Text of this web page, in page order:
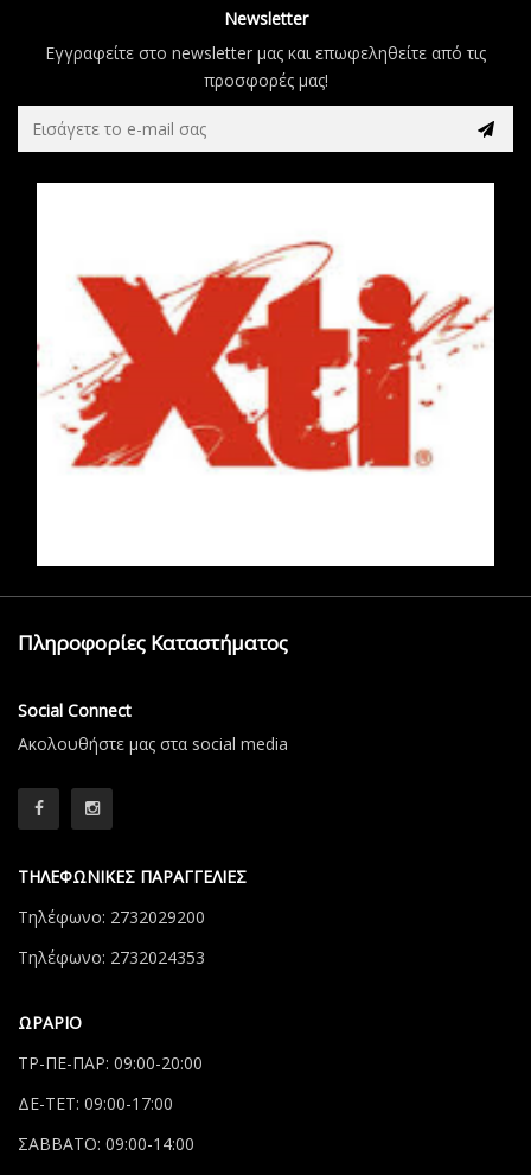
Newsletter
Εγγραφείτε στο newsletter μας και επωφεληθείτε από τις
προσφορές μας!
Πληροφορίες Καταστήματος
Social Connect
Aκολουθήστε μας στα social media
ΤΗΛΕΦΩΝΙΚΕΣ ΠΑΡΑΓΓΕΛΙΕΣ
Τηλέφωνο: 2732029200
Τηλέφωνο: 2732024353
ΩΡΑΡΙΟ
ΤΡ-ΠΕ-ΠΑΡ: 09:00-20:00
ΔΕ-ΤΕΤ: 09:00-17:00
ΣΑΒΒΑΤΟ: 09:00-14:00